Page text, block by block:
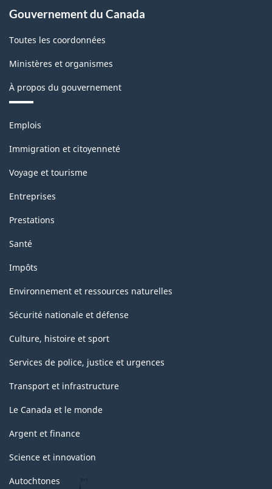
Gouvernement du Canada
Toutes les coordonnées
Ministères et organismes
À propos du gouvernement
Thèmes
sujets
Emplois
Immigration et citoyenneté
Voyage et tourisme
Entreprises
Prestations
Santé
Impôts
Environnement et ressources naturelles
Sécurité nationale et défense
Culture, histoire et sport
Services de police, justice et urgences
Transport et infrastructure
Le Canada et le monde
Argent et finance
Science et innovation
Autochtones